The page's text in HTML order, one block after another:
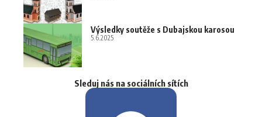
Výsledky soutěže s Dubajskou karosou
5.6.2025
Sleduj nás na sociálních sítích